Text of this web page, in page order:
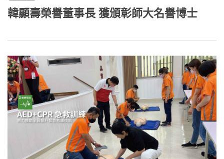
韓顯壽榮譽董事長 獲頒彰師大名譽博士